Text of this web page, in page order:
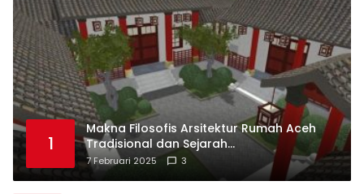
1
Makna Filosofis Arsitektur Rumah Aceh
Tradisional dan Sejarah
Perkembangannya
7 Februari 2025 3